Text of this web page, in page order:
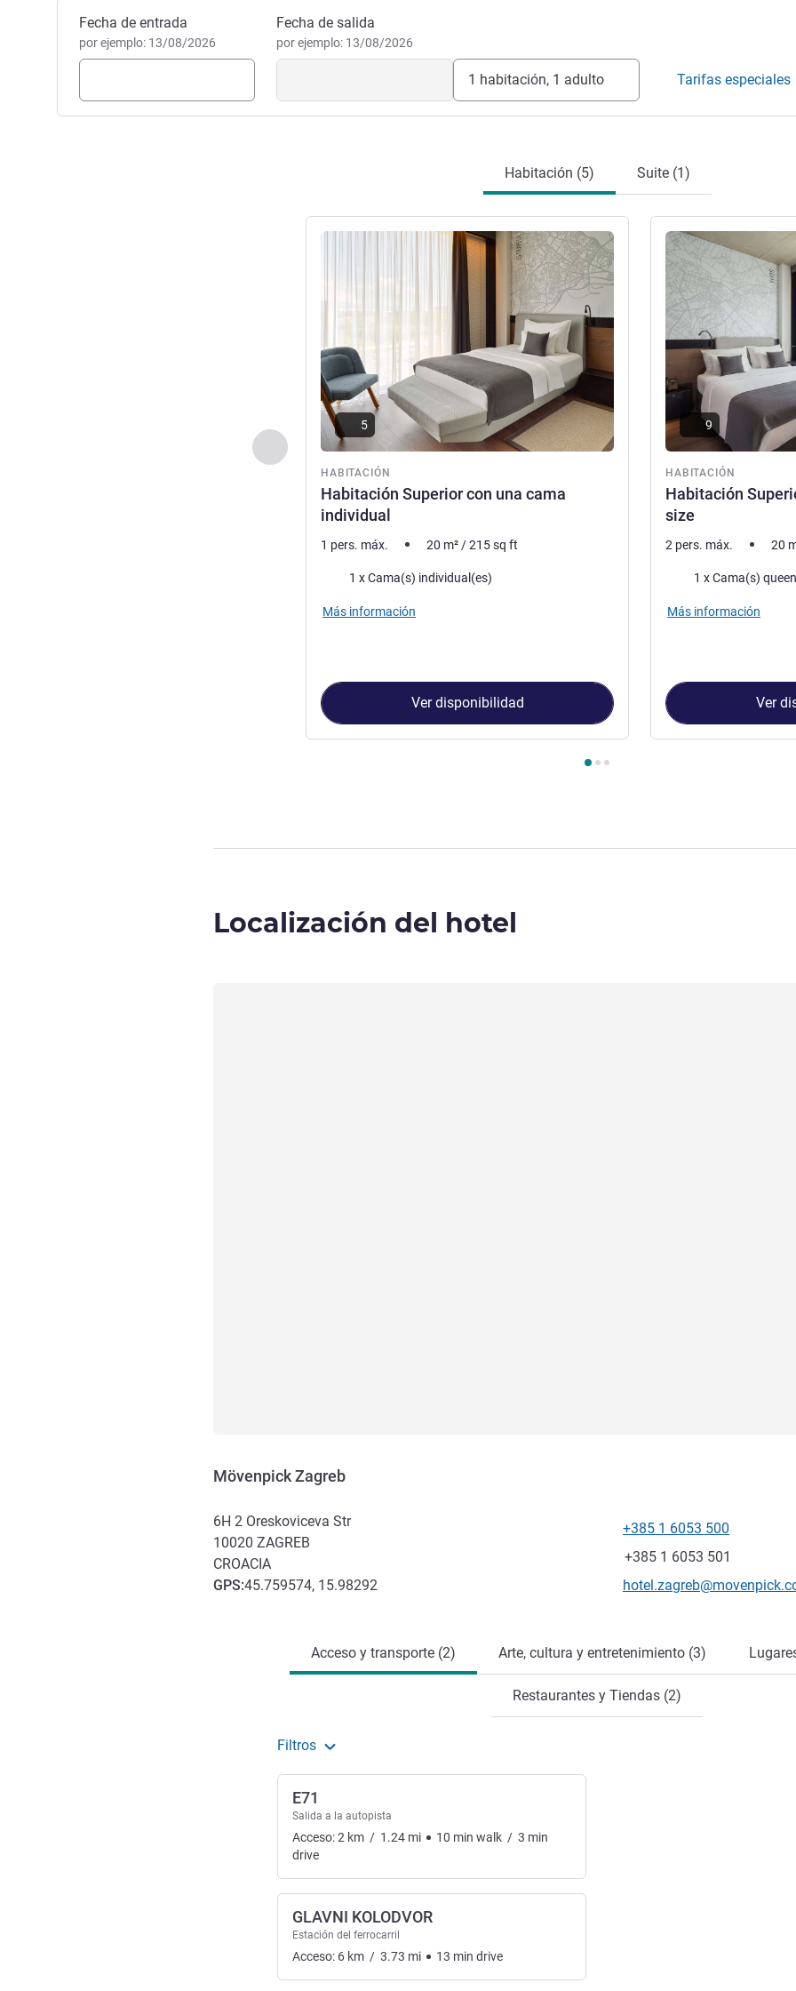
Reservar este hotel
Fecha de entrada
por ejemplo: 13/08/2026
Fecha de salida
por ejemplo: 13/08/2026
1 habitación, 1 adulto Tarifas especiales
Habitación (5) Suite (1)
Anterior - Habitación
HABITACIÓN
Habitación Superior con una cama
individual
Más información
5
1 pers. máx. 20 m² /215sq ft
Ropa de cama
1 x Cama(s) individual(es)
Más información
Ver disponibilidad
HABITACIÓN
Habitación
size
Más información
9
2 pers. máx. 20
Ropa de cama
1 x Cama(s)
Más información
Ver
Localización del hotel
Mövenpick Zagreb
6H 2 Oreskoviceva Str
10020 ZAGREB
CROACIA
GPS:45.759574, 15.98292
Teléfono
+385 1 6053 500
Fax
+385 1 6053 501
Correo electrónico de
Acceso y transporte (2) Arte, cultura y entretenimiento (3)
Restaurantes y Tiendas (2)
Filtros
E71
Salida a la autopista
Acceso:2 km / 1.24 mi 10 min walk / 3 min
drive
GLAVNI KOLODVOR
Estación del ferrocarril
Acceso: 6 km / 3.73 mi 13 min drive